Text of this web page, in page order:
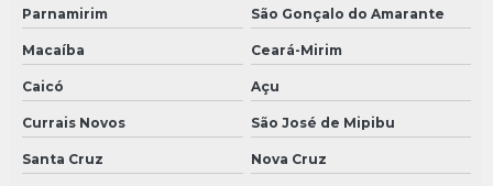
Parnamirim São Gonçalo do Amarante
Macaíba Ceará-Mirim
Caicó Açu
Currais Novos São José de Mipibu
Santa Cruz Nova Cruz